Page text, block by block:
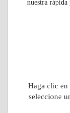
nuestra
Haga clic
seleccione